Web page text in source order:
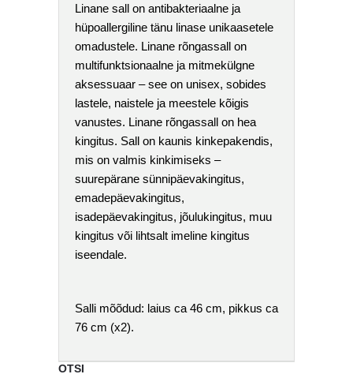
Linane sall on antibakteriaalne ja
hüpoallergiline tänu linase unikaasetele
omadustele. Linane rõngassall on
multifunktsionaalne ja mitmekülgne
aksessuaar – see on unisex, sobides
lastele, naistele ja meestele kõigis
vanustes. Linane rõngassall on hea
kingitus. Sall on kaunis kinkepakendis,
mis on valmis kinkimiseks –
suurepärane sünnipäevakingitus,
emadepäevakingitus,
isadepäevakingitus, jõulukingitus, muu
kingitus või lihtsalt imeline kingitus
iseendale.
Salli mõõdud: laius ca 46 cm, pikkus ca
76 cm (x2).
OTSI